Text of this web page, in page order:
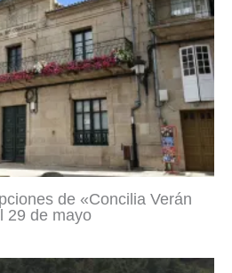
de «Concilia Verán
29 de mayo